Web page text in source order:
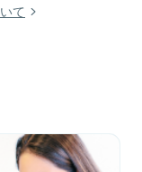
て